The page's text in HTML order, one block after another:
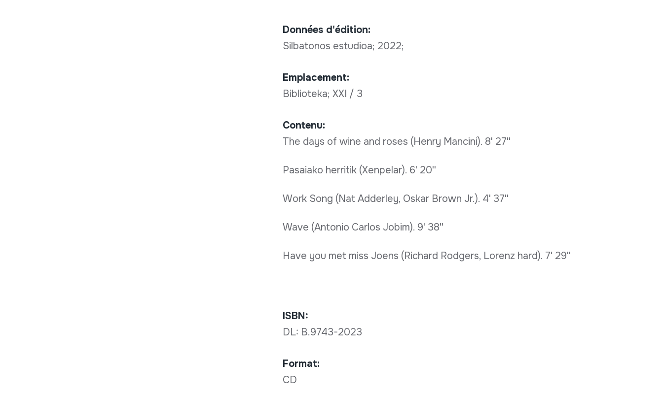
Données d'édition:
Silbatonos estudioa; 2022;
Emplacement:
Biblioteka; XXI / 3
Contenu:
The days of wine and roses (Henry Mancini). 8' 27''
Pasaiako herritik (Xenpelar). 6' 20''
Work Song (Nat Adderley, Oskar Brown Jr.). 4' 37''
Wave (Antonio Carlos Jobim). 9' 38''
Have you met miss Joens (Richard Rodgers, Lorenz hard). 7' 29''
ISBN:
DL: B.9743-2023
Format:
CD